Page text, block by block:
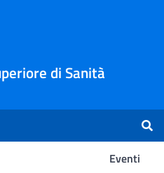
di Sanità
Eventi